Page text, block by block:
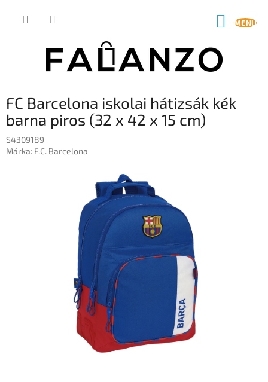
KOSÁR
FC Barcelona iskolai hátizsák kék
barna piros (32 x 42 x 15 cm)
S4309189
Márka: F.C. Barcelona